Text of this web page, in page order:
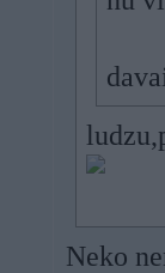
Neko